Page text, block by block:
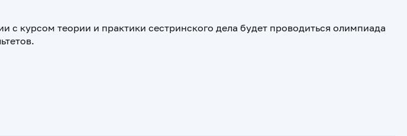
с курсом теории и практики сестринского дела будет проводиться олимпиада